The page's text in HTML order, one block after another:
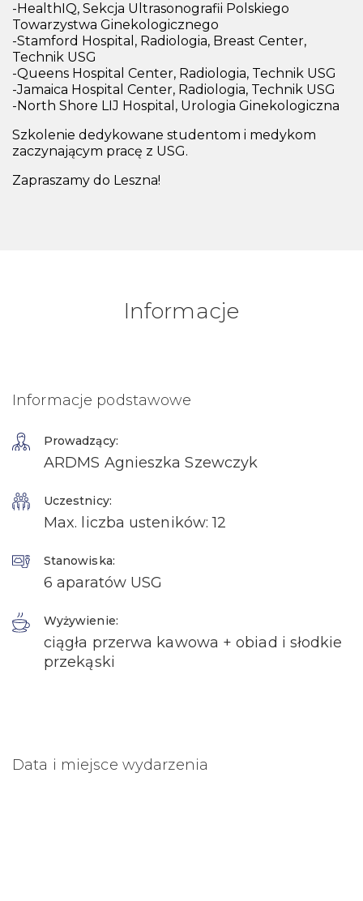
-HealthIQ, Sekcja Ultrasonografii Polskiego
Towarzystwa Ginekologicznego
-Stamford Hospital, Radiologia, Breast Center,
Technik USG
-Queens Hospital Center, Radiologia, Technik USG
-Jamaica Hospital Center, Radiologia, Technik USG
-North Shore LIJ Hospital, Urologia Ginekologiczna
Szkolenie dedykowane studentom i medykom
zaczynającym pracę z USG.
Zapraszamy do Leszna!
Informacje
Informacje podstawowe
Prowadzący:
ARDMS Agnieszka Szewczyk
Uczestnicy:
Max. liczba usteników: 12
Stanowiska:
6 aparatów USG
Wyżywienie:
ciągła przerwa kawowa + obiad i słodkie
przekąski
Data i miejsce wydarzenia